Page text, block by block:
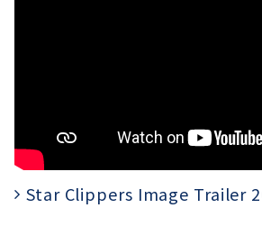
Star Clippers Image Trailer